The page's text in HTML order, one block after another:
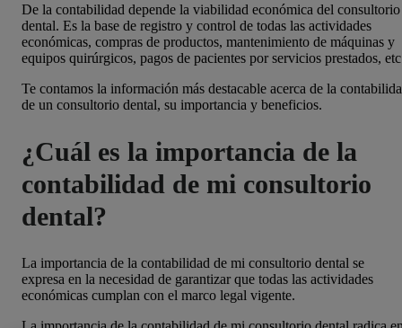
De la contabilidad depende la viabilidad económica del consultorio
dental. Es la base de registro y control de todas las actividades
económicas, compras de productos, mantenimiento de máquinas y
equipos quirúrgicos, pagos de pacientes por servicios prestados,
Te contamos la información más destacable acerca de la
de un consultorio dental, su importancia y beneficios.
¿Cuál es la importancia de la
contabilidad de mi consultorio
dental?
La importancia de la contabilidad de mi consultorio dental se
expresa en la necesidad de garantizar que todas las actividades
económicas cumplan con el marco legal vigente.